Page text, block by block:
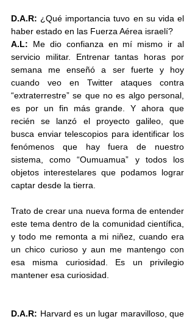
D.A.R: ¿Qué importancia tuvo en su vida el
haber estado en las Fuerza Aérea israelí?
A.L: Me dio confianza en mí mismo ir al
servicio militar. Entrenar tantas horas por
semana me enseñó a ser fuerte y hoy
cuando veo en Twitter ataques contra
“extraterrestre” se que no es algo personal,
es por un fin más grande. Y ahora que
recién se lanzó el proyecto galileo, que
busca enviar telescopios para identificar los
fenómenos que hay fuera de nuestro
sistema, como “Oumuamua” y todos los
objetos interestelares que podamos lograr
captar desde la tierra.
Trato de crear una nueva forma de entender
este tema dentro de la comunidad científica,
y todo me remonta a mi niñez, cuando era
un chico curioso y aun me mantengo con
esa misma curiosidad. Es un privilegio
mantener esa curiosidad.
D.A.R: Harvard es un lugar maravilloso, que